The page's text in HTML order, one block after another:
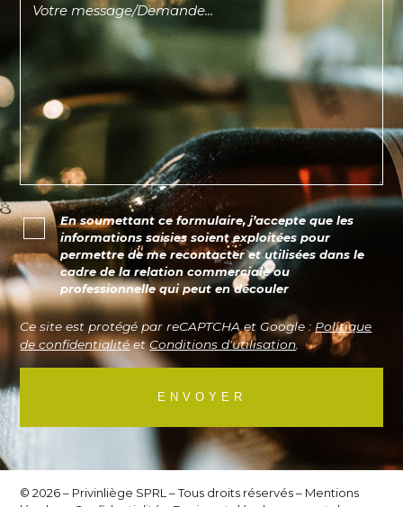
En soumettant ce formulaire, j’accepte que les
informations saisies soient exploitées pour
permettre de me recontacter et utilisées dans le
cadre de la relation commerciale ou
professionnelle qui peut en découler
Ce site est protégé par reCAPTCHA et Google : Politique
de confidentialitéetConditions d'utilisation.
© 2026 – Privinliège SPRL – Tous droits réservés – Mentions